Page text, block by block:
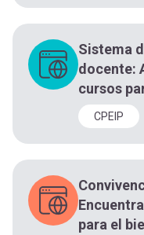
Sistema
docente:
cursos
CPEIP
para el